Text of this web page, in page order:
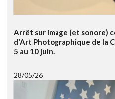
Arrêt sur image (et sonore)
d'Art Photographique de la
5 au 10 juin.
28/05/26